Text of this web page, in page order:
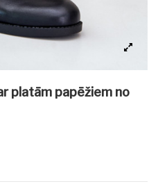
platām papēžiem no